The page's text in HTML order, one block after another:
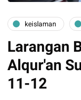
keislaman
Larangan
Alqur'an
11-12